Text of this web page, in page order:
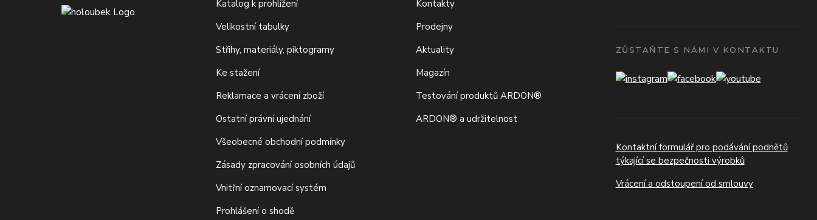
Katalog k prohlížení
Velikostní tabulky
Střihy, materiály, piktogramy
Ke stažení
Reklamace a vrácení zboží
Ostatní právní ujednání
Všeobecné obchodní podmínky
Zásady zpracování osobních údajů
Vnitřní oznamovací systém
Prohlášení o shodě
Kontakty
Prodejny
Aktuality
Magazín
Testování produktů ARDON®
ARDON® a udržitelnost
ZŮSTAŇTE S NÁMI V KONTAKTU
Kontaktní formulář pro podávání podnětů
týkající se bezpečnosti výrobků
Vrácení a odstoupení od smlouvy